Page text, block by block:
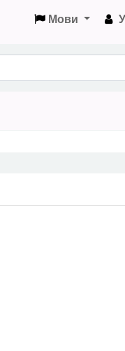
Мови